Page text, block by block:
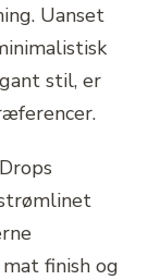
Uanset
stil, er
finish og